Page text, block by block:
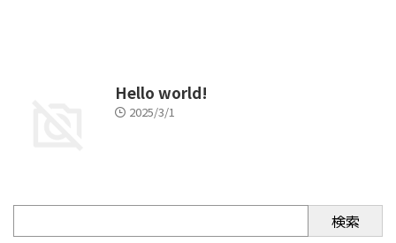
Hello world!
2025/3/1
検索